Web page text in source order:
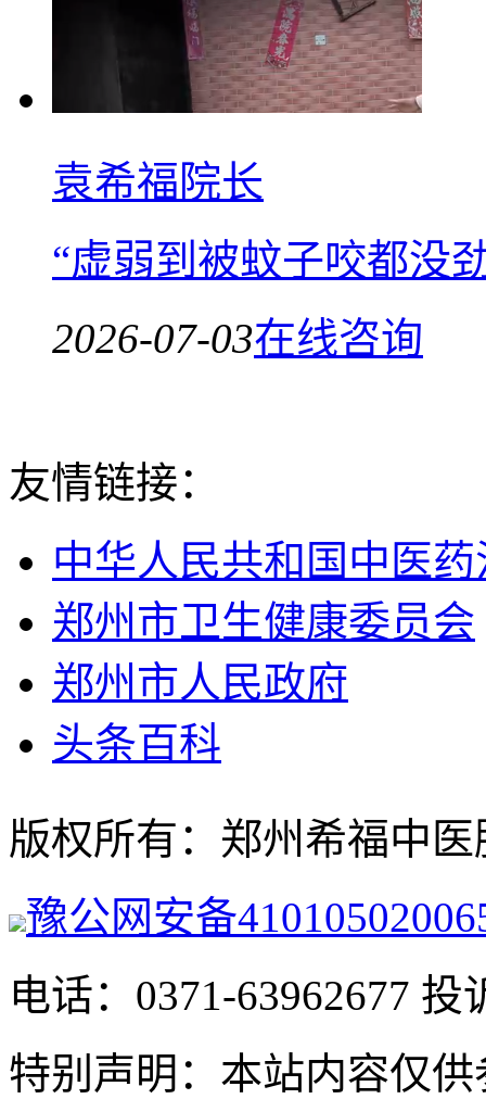
袁希福院长
“虚弱到被蚊子咬都没
2026-07-03在线咨询
友情链接：
中华人民共和国中医药
郑州市卫生健康委员会
郑州市人民政府
头条百科
版权所有：郑州希福中
豫公网安备
电话：0371-63962677 投
特别声明：本站内容仅